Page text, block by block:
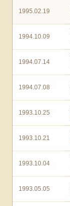
1995.02.19
1994.10.09
1994.07.14
1994.07.08
1993.10.25
1993.10.21
1993.10.04
1993.05.05